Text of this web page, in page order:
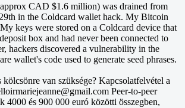
CAD $1.6 million) was drained from
in the Coldcard wallet hack. My Bitcoin
keys were stored on a Coldcard device that
box and had never been connected to
hackers discovered a vulnerability in the
wallet's code used to generate seed phrases.
van szüksége? Kapcsolatfelvétel a
Peer-to-peer
4000 és 900 000 euró közötti összegben,